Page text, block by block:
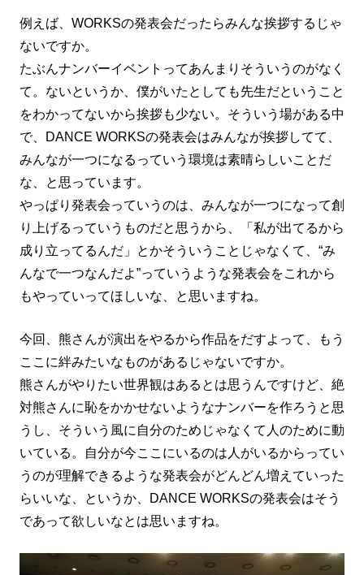
例えば、WORKSの発表会だったらみんな挨拶するじゃ
ないですか。
たぶんナンバーイベントってあんまりそういうのがなく
て。ないというか、僕がいたとしても先生だということ
をわかってないから挨拶も少ない。そういう場がある中
で、DANCE WORKSの発表会はみんなが挨拶してて、
みんなが一つになるっていう環境は素晴らしいことだ
な、と思っています。
やっぱり発表会っていうのは、みんなが一つになって創
り上げるっていうものだと思うから、「私が出てるから
成り立ってるんだ」とかそういうことじゃなくて、“み
んなで一つなんだよ”っていうような発表会をこれから
もやっていってほしいな、と思いますね。
今回、熊さんが演出をやるから作品をだすよって、もう
ここに絆みたいなものがあるじゃないですか。
熊さんがやりたい世界観はあるとは思うんですけど、絶
対熊さんに恥をかかせないようなナンバーを作ろうと思
うし、そういう風に自分のためじゃなくて人のために動
いている。自分が今ここにいるのは人がいるからってい
うのが理解できるような発表会がどんどん増えていった
らいいな、というか、DANCE WORKSの発表会はそう
であって欲しいなとは思いますね。